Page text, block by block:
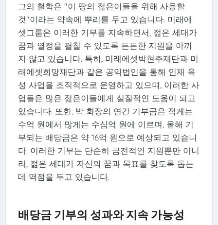
그의 철학은 "이 땅의 젊은이들을 위해 사용할
것"이라는 약속에 뿌리를 두고 있습니다. 미래에
셋그룹은 이러한 기부를 지속하면서, 젊은 세대가
꿈과 열정을 펼칠 수 있도록 든든한 지원을 아끼
지 않고 있습니다. 특히, 미래에셋박현주재단과 미
래에셋희망재단과 같은 공익법인을 통해 인재 육
성 사업을 조직적으로 운영하고 있으며, 이러한 사
업들은 많은 젊은이들에게 실질적인 도움이 되고
있습니다. 또한, 박 회장의 연간 기부금은 적게는
수억 원에서 많게는 수십억 원에 이르며, 올해 기
부되는 배당금은 약 16억 원으로 예상되고 있습니
다. 이러한 기부는 단순히 금전적인 지원뿐만 아니
라, 젊은 세대가 자신의 꿈과 목표를 찾도록 돕는
데 역점을 두고 있습니다.
배당금 기부의 성과와 지속 가능성